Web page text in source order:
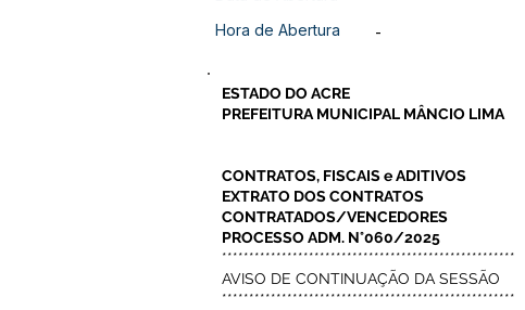
Hora de Abertura
-
ESTADO DO ACRE
PREFEITURA MUNICIPAL MÂNCIO LIMA
CONTRATOS, FISCAIS e ADITIVOS
EXTRATO DOS CONTRATOS
CONTRATADOS/VENCEDORES
PROCESSO ADM. N°060/2025
******************************************************
AVISO DE CONTINUAÇÃO DA SESSÃO
******************************************************